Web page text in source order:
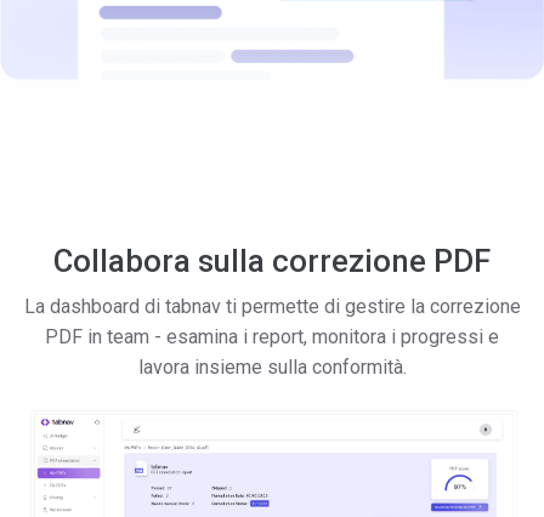
Collabora sulla correzione PDF
La dashboard di tabnav ti permette di gestire la correzione
PDF in team - esamina i report, monitora i progressi e
lavora insieme sulla conformità.